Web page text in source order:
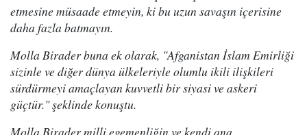
etmesine müsaade etmeyin, ki bu uzun savaşın içerisine
daha fazla batmayın.
Molla Birader buna ek olarak, "Afganistan İslam Emirliği
sizinle ve diğer dünya ülkeleriyle olumlu ikili ilişkileri
sürdürmeyi amaçlayan kuvvetli bir siyasi ve askeri
güçtür." şeklinde konuştu.
Molla Birader milli egemenliğin ve kendi ana